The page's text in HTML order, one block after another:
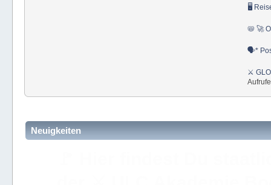
🖥
📛 🚀
🗣*
⚔
Aufrufe
Neuigkeiten